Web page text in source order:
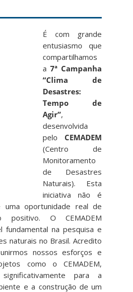
É com grande
entusiasmo que
compartilhamos
a7ª Campanha
“Clima de
Desastres:
Tempo de
Agir”,
desenvolvida
pelo CEMADEM
(Centro de
Monitoramento
de Desastres
Naturais). Esta
iniciativa não é
uma oportunidade real de
positivo. O CEMADEM
fundamental na pesquisa e
naturais no Brasil. Acredito
nossos esforços e
como o CEMADEM,
para a
e a construção de um